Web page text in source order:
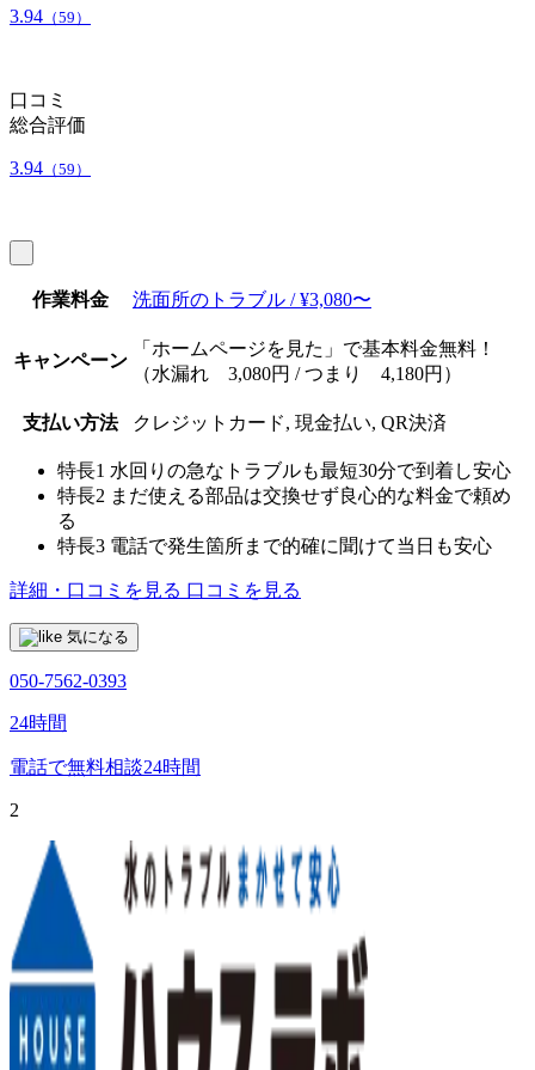
3.94 （59）
口コミ
総合評価
3.94 （59）
作業料金 洗面所のトラブル / ¥3,080〜
キャンペーン
「ホームページを見た」で基本料金無料！
（水漏れ 3,080円 / つまり 4,180円）
支払い方法 クレジットカード, 現金払い, QR決済
特長1 水回りの急なトラブルも最短30分で到着し安心
特長2 まだ使える部品は交換せず良心的な料金で頼め
る
特長3 電話で発生箇所まで的確に聞けて当日も安心
詳細・口コミを見る 口コミを見る
気になる
050-7562-0393
24時間
電話で無料相談24時間
2